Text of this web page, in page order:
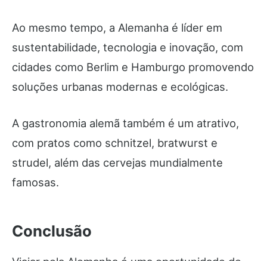
Ao mesmo tempo, a Alemanha é líder em
sustentabilidade, tecnologia e inovação, com
cidades como Berlim e Hamburgo promovendo
soluções urbanas modernas e ecológicas.
A gastronomia alemã também é um atrativo,
com pratos como schnitzel, bratwurst e
strudel, além das cervejas mundialmente
famosas.
Conclusão